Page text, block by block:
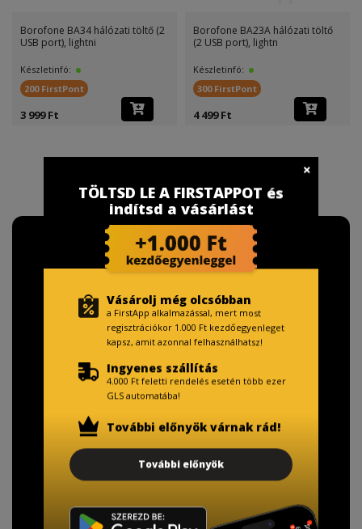
Borofone BA34 hálózati töltő (2
USB port), lightni
Készletinfó:
200 FirstPont
3 999 Ft
Borofone BA23A hálózati töltő
(2 USB port), lightn
Készletinfó:
300 FirstPont
4 499 Ft
TISZTELT VÁSÁRLÓNK!
adatainak biztonsága érdekében!
TÖLTSD LE A FIRSTAPPOT és
indítsd a vásárlást
Vásárolj még olcsóbban
a FirstApp alkalmazással, mert most
regisztrációkor 1.000 Ft kezdőegyenleget
kapsz, amit azonnal felhasználhatsz!
Ingyenes szállítás
4.000 Ft feletti rendelés esetén több ezer
GLS automatába!
További előnyök várnak rád!
További előnyök